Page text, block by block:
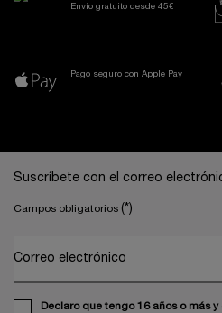
Envío gratuito desde 45€
Pago seguro con Apple Pay
Suscríbete con el correo
Campos obligatorios (*)
Correo electrónico
Declaro que tengo 16 años o más